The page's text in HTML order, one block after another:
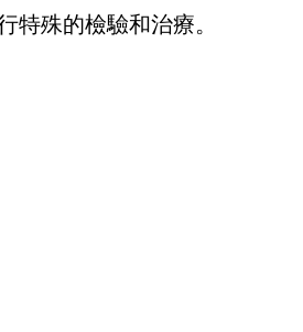
特殊的檢驗和治療。